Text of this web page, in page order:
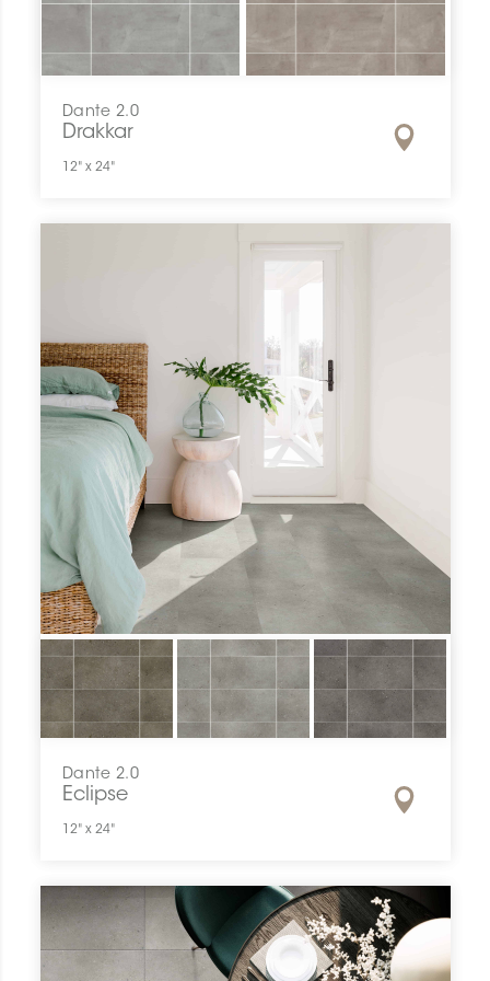
Dante 2.0
Drakkar
12" x 24"
Dante 2.0
Eclipse
12" x 24"